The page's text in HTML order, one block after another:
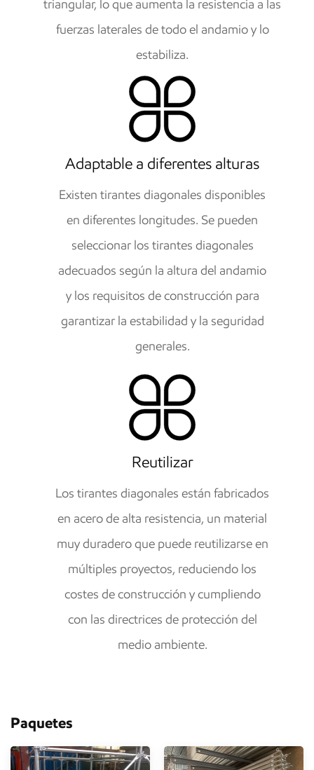
triangular, lo que aumenta la resistencia a las
fuerzas laterales de todo el andamio y lo
estabiliza.
Adaptable a diferentes alturas
Existen tirantes diagonales disponibles
en diferentes longitudes. Se pueden
seleccionar los tirantes diagonales
adecuados según la altura del andamio
y los requisitos de construcción para
garantizar la estabilidad y la seguridad
generales.
Reutilizar
Los tirantes diagonales están fabricados
en acero de alta resistencia, un material
muy duradero que puede reutilizarse en
múltiples proyectos, reduciendo los
costes de construcción y cumpliendo
con las directrices de protección del
medio ambiente.
Paquetes